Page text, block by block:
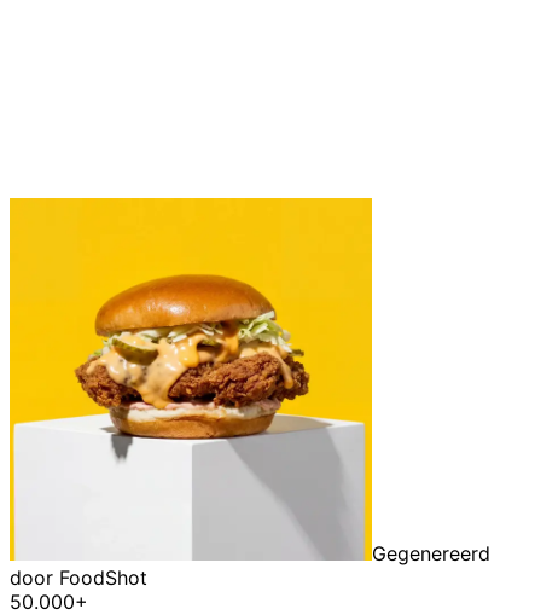
Gegenereerd
door FoodShot
50.000+